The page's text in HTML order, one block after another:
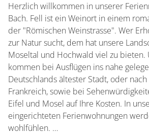
Herzlich willkommen in unserer
Bach. Fell ist ein Weinort in einem
der "Römischen Weinstrasse". Wer
zur Natur sucht, dem hat unsere
Moseltal und Hochwald viel zu bieten.
kommen bei Ausflügen ins nahe
Deutschlands ältester Stadt, oder
Frankreich, sowie bei
Eifel und Mosel auf Ihre Kosten. In
eingerichteten Ferienwohnungen
wohlfühlen. …